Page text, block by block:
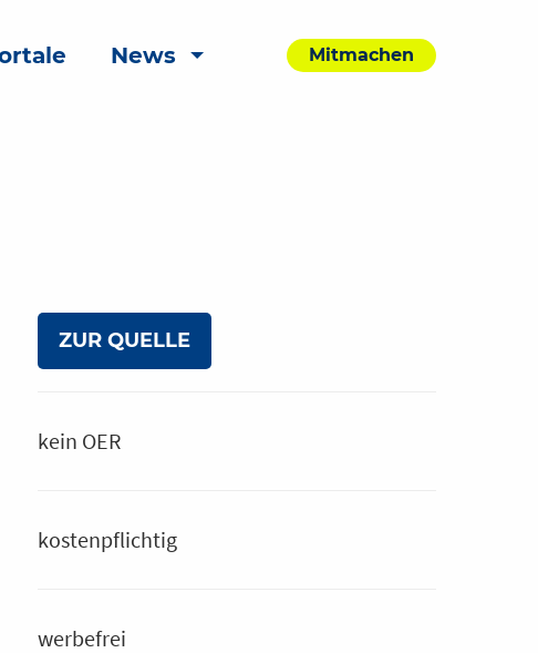
News Mitmachen
ZUR QUELLE
kein OER
kostenpflichtig
werbefrei